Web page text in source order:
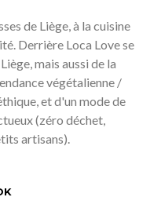
de Liège, à la cuisine
Derrière Loca Love se
mais aussi de la
végétalienne /
et d'un mode de
(zéro déchet,
artisans).